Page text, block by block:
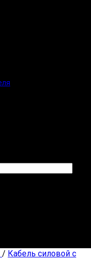
/ Кабель силовой с